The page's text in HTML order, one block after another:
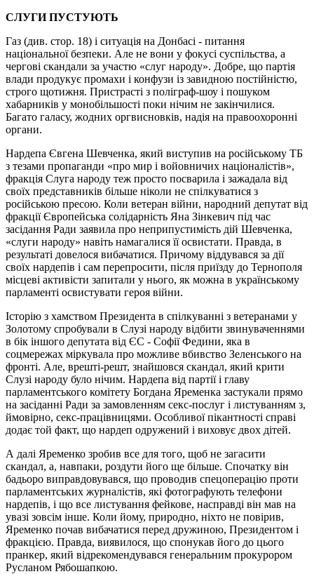
СЛУГИ ПУСТУЮТЬ
Газ (див. стор. 18) і ситуація на Донбасі - питання
національної безпеки. Але не вони у фокусі суспільства, а
чергові скандали за участю «слуг народу». Добре, що партія
влади продукує промахи і конфузи із завидною постійністю,
строго щотижня. Пристрасті з поліграф-шоу і пошуком
хабарників у монобільшості поки нічим не закінчилися.
Багато галасу, жодних оргвисновків, надія на правоохоронні
органи.
Нардепа Євгена Шевченка, який виступив на російському ТБ
з тезами пропаганди «про мир і войовничих націоналістів»,
фракція Слуга народу теж просто посварила і зажадала від
своїх представників більше ніколи не спілкуватися з
російською пресою. Коли ветеран війни, народний депутат від
фракції Європейська солідарність Яна Зінкевич під час
засідання Ради заявила про неприпустимість дій Шевченка,
«слуги народу» навіть намагалися її освистати. Правда, в
результаті довелося вибачатися. Причому віддувався за дії
своїх нардепів і сам перепросити, після приїзду до Тернополя
місцеві активісти запитали у нього, як можна в українському
парламенті освистувати героя війни.
Історію з хамством Президента в спілкуванні з ветеранами у
Золотому спробували в Слузі народу відбити звинуваченнями
в бік іншого депутата від ЄС - Софії Федини, яка в
соцмережах міркувала про можливе вбивство Зеленського на
фронті. Але, врешті-решт, знайшовся скандал, який крити
Слузі народу було нічим. Нардепа від партії і главу
парламентського комітету Богдана Яременка застукали прямо
на засіданні Ради за замовленням секс-послуг і листуванням з,
ймовірно, секс-працівницями. Особливої ​​пікантності справі
додає той факт, що нардеп одружений і виховує двох дітей.
А далі Яременко зробив все для того, щоб не загасити
скандал, а, навпаки, роздути його ще більше. Спочатку він
бадьоро виправдовувався, що проводив спецоперацію проти
парламентських журналістів, які фотографують телефони
нардепів, і що все листування фейкове, насправді він мав на
увазі зовсім інше. Коли йому, природно, ніхто не повірив,
Яременко почав вибачатися перед дружиною, Президентом і
фракцією. Правда, виявилося, що спонукав його до цього
пранкер, який відрекомендувався генеральним прокурором
Русланом Рябошапкою.